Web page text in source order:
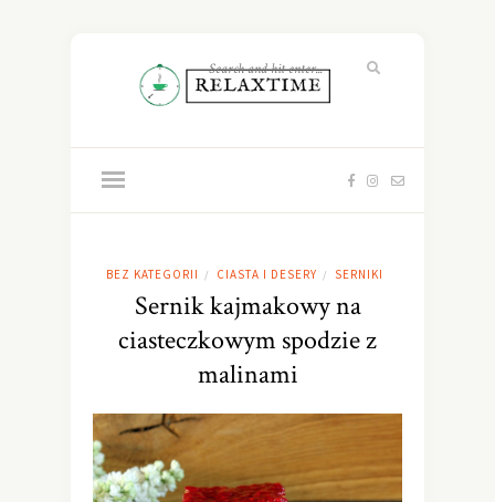
BEZ KATEGORII / CIASTA I DESERY / SERNIKI
Sernik kajmakowy na
ciasteczkowym spodzie z
malinami